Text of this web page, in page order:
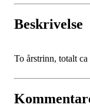
Beskrivelse
To årstrinn, totalt ca